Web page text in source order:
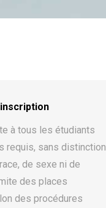
à tous les étudiants
requis, sans distinction
de sexe ni de
des places
des procédures